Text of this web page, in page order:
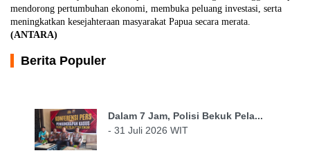
mendorong pertumbuhan ekonomi, membuka peluang investasi, serta
meningkatkan kesejahteraan masyarakat Papua secara merata.
(ANTARA)
Berita Populer
Dalam 7 Jam, Polisi Bekuk Pela...
- 31 Juli 2026 WIT